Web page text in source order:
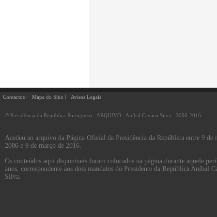
Contactos Mapa do Sítio Avisos Legais
© Presidência da República Portuguesa - ARQUIVO - Aníbal Cavaco Silva - 2006-2016
Acedeu ao arquivo da Página Oficial da Presidência da República entre 9 de
2006 e 9 de março de 2016.
Os conteúdos aqui disponíveis foram colocados na página durante aquele
anos, correspondente aos dois mandatos do Presidente da República Aníbal
Silva.